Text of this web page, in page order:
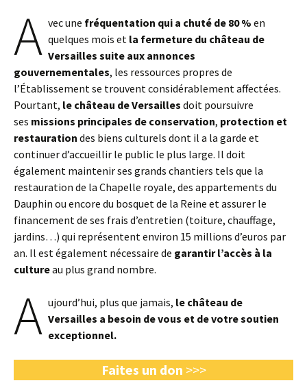
A vec une fréquentation qui a chuté de 80 % en
quelques mois et la fermeture du château de
Versailles suite aux annonces
gouvernementales, les ressources propres de
l’Établissement se trouvent considérablement affectées.
Pourtant, le château de Versailles doit poursuivre
ses missions principales de conservation, protection et
restauration des biens culturels dont il a la garde et
continuer d’accueillir le public le plus large. Il doit
également maintenir ses grands chantiers tels que la
restauration de la Chapelle royale, des appartements du
Dauphin ou encore du bosquet de la Reine et assurer le
financement de ses frais d’entretien (toiture, chauffage,
jardins…) qui représentent environ 15 millions d’euros par
an. Il est également nécessaire de garantir l’accès à la
cultureau plus grand nombre.
A ujourd’hui, plus que jamais, le château de
Versailles a besoin de vous et de votre soutien
exceptionnel.
Faites un don >>>